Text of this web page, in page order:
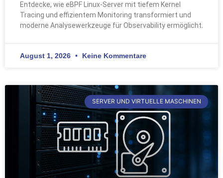
Entdecke, wie eBPF Linux-Server mit tiefem Kernel
Tracing und effizientem Monitoring transformiert und
moderne Analysewerkzeuge für Observability ermöglicht.
August 1, 2026 Keine Kommentare
SERVER UND VIRTUELLE MASCHINEN